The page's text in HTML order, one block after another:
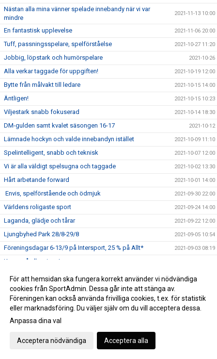
Nästan alla mina vänner spelade innebandy när vi var
mindre
2021-11-13 10:00
En fantastisk upplevelse 2021-11-06 20:00
Tuff, passningsspelare, spelförståelse 2021-10-27 11:20
Jobbig, löpstark och humörspelare 2021-10-26
Alla verkar taggade för uppgiften! 2021-10-19 12:00
Bytte från målvakt till ledare 2021-10-15 14:00
Äntligen! 2021-10-15 10:23
Viljestark snabb fokuserad 2021-10-14 18:30
DM-gulden samt kvalet säsongen 16-17 2021-10-12
Lämnade hockyn och valde innebandyn istället 2021-10-09 11:10
Spelintelligent, snabb och teknisk 2021-10-07 12:00
Vi är alla väldigt spelsugna och taggade 2021-10-02 13:30
Hårt arbetande forward 2021-10-01 14:00
Envis, spelförstående och ödmjuk 2021-09-30 22:00
Världens roligaste sport 2021-09-24 14:00
Laganda, glädje och tårar 2021-09-22 12:00
Ljungbyhed Park 28/8-29/8 2021-09-05 10:54
Föreningsdagar 6-13/9 på Intersport, 25 % på Allt* 2021-09-03 08:19
Kamp på allvar igen!
Dags för intervju på damsidan 2021-08-26 18:15
Frida och Amanda startar skolprojekt
Capitano Månsa 2021-08-24 12:07
Äntligen drar vi igång igen!!!
För att hemsidan ska fungera korrekt använder vi nödvändiga
cookies från SportAdmin. Dessa går inte att stänga av.
Föreningen kan också använda frivilliga cookies, t.ex. för statistik
eller marknadsföring. Du väljer själv om du vill acceptera dessa.
Anpassa dina val
Acceptera nödvändiga Acceptera alla